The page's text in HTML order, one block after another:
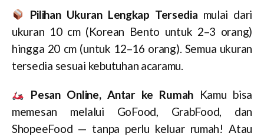
Pilihan Ukuran Lengkap Tersedia mulai dari
ukuran 10 cm (Korean Bento untuk 2–3 orang)
hingga 20 cm (untuk 12–16 orang). Semua ukuran
tersedia sesuai kebutuhan acaramu.
Pesan Online, Antar ke Rumah Kamu bisa
memesan melalui GoFood, GrabFood, dan
ShopeeFood — tanpa perlu keluar rumah! Atau